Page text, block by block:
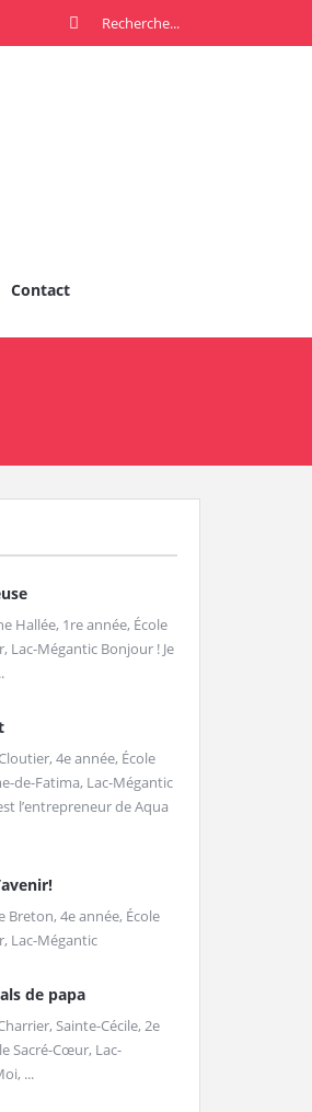
Contact
Hallée, 1re année, École
Lac-Mégantic Bonjour ! Je
4e année, École
de-Fatima, Lac-Mégantic
l’entrepreneur de Aqua
Breton, 4e année, École
Lac-Mégantic
de papa
Sainte-Cécile, 2e
Sacré-Cœur, Lac-
...